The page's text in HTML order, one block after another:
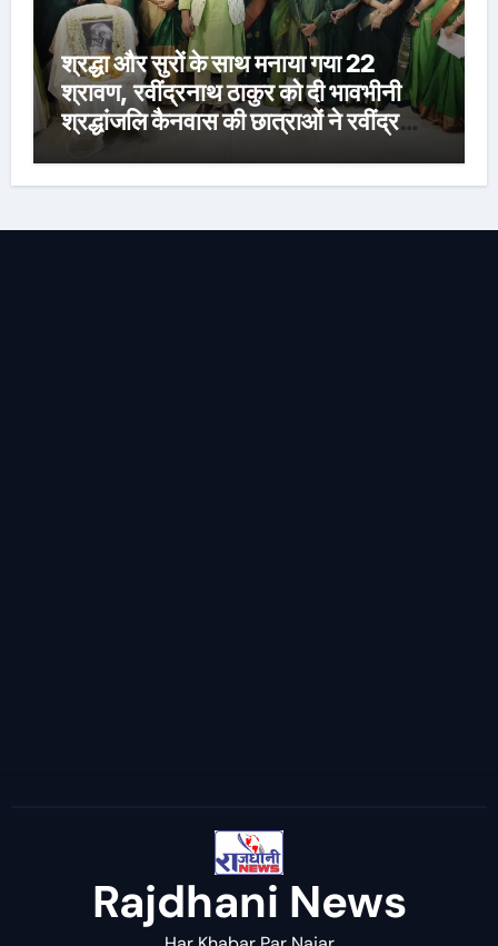
श्रद्धा और सुरों के साथ मनाया गया 22
श्रावण, रवींद्रनाथ ठाकुर को दी भावभीनी
श्रद्धांजलि कैनवास की छात्राओं ने रवींद्र
बांधा समां
Rajdhani News